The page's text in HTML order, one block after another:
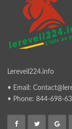
Lereveil224.info
• Email:
• Phone: 844-698-